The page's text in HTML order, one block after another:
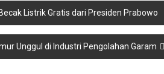
Listrik Gratis dari Presiden Prabowo
Unggul di Industri Pengolahan Garam